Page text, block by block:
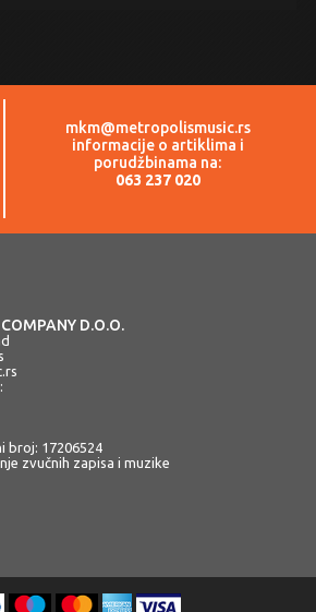
mkm@metropolismusic.rs
informacije o artiklima i
porudžbinama na:
063 237 020
D.O.O.
broj: 17206524
zvučnih zapisa i muzike